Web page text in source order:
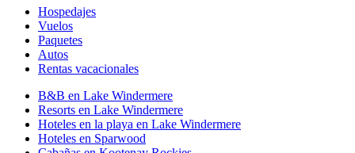
Hospedajes
Vuelos
Paquetes
Autos
Rentas vacacionales
B&B en Lake Windermere
Resorts en Lake Windermere
Hoteles en la playa en Lake Windermere
Hoteles en Sparwood